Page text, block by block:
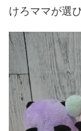
けろママが選